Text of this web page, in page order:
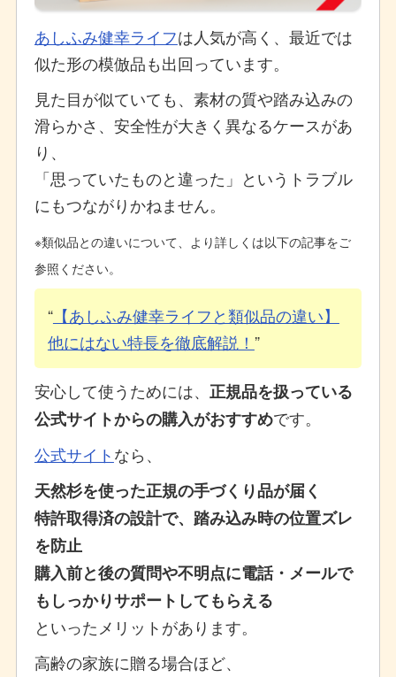
あしふみ健幸ライフは人気が高く、最近では
似た形の模倣品も出回っています。
見た目が似ていても、素材の質や踏み込みの
滑らかさ、安全性が大きく異なるケースがあ
り、
「思っていたものと違った」というトラブル
にもつながりかねません。
※類似品との違いについて、より詳しくは以下の記事をご
参照ください。
【あしふみ健幸ライフと類似品の違い】
他にはない特長を徹底解説！
安心して使うためには、 正規品を扱っている
公式サイトからの購入がおすすめです。
公式サイトなら、
天然杉を使った正規の手づくり品が届く
特許取得済の設計で、踏み込み時の位置ズレ
を防止
購入前と後の質問や不明点に電話・メールで
もしっかりサポートしてもらえる
といったメリットがあります。
高齢の家族に贈る場合ほど、